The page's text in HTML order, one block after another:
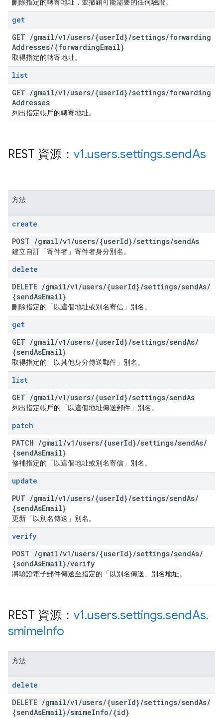
刪除指定的轉寄地址，並撤銷可能需要的任何驗證。
get
GET /gmail/v1 /users/{userId}/settings/forwarding
Addresses/{forwardingEmail}
取得指定的轉寄地址。
list
GET /gmail/v1 /users/{userId}/settings/forwarding
Addresses
列出指定帳戶的轉寄地址。
REST 資源： v1.users.settings.sendAs
方法
create
POST /gmail/v1 /users/{userId}/settings/sendAs
建立自訂「寄件者」寄件者身分別名。
delete
DELETE /gmail/v1 /users/{userId}/settings/sendAs/
{sendAsEmail}
刪除指定的「以這個地址或別名寄信」別名。
get
GET /gmail/v1 /users/{userId}/settings/sendAs/
{sendAsEmail}
取得指定的「以其他身分傳送郵件」別名。
list
GET /gmail/v1 /users/{userId}/settings/sendAs
列出指定帳戶的「以這個地址傳送郵件」別名。
patch
PATCH /gmail/v1 /users/{userId}/settings/sendAs/
{sendAsEmail}
修補指定的「以這個地址或別名寄信」別名。
update
PUT /gmail/v1 /users/{userId}/settings/sendAs/
{sendAsEmail}
更新「以別名傳送」別名。
verify
POST /gmail/v1 /users/{userId}/settings/sendAs/
{sendAsEmail}/verify
將驗證電子郵件傳送至指定的「以別名傳送」別名地址。
REST 資源： v1.users.settings.sendAs.
smimeInfo
方法
delete
DELETE /gmail/v1 /users/{userId}/settings/sendAs/
{sendAsEmail}/smimeInfo/{id}